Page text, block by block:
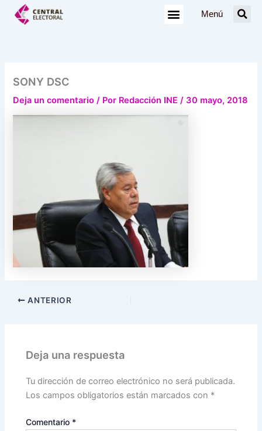
Menú
SONY DSC
Deja un comentario / Por Redacción INE/ 30 mayo, 2018
ANTERIOR
Deja una respuesta
Tu dirección de correo electrónico no será publicada.
Los campos obligatorios están marcados con *
Comentario *